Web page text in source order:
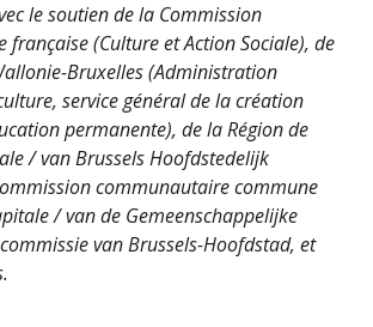
le soutien de la Commission
(Culture et Action Sociale), de
Bruxelles (Administration
service général de la création
permanente), de la Région de
/ van Brussels Hoofdstedelijk
communautaire commune
/ van de Gemeenschappelijke
van Brussels-Hoofdstad, et